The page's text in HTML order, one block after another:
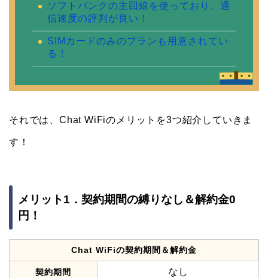
ソフトバンクの主回線を使っており、通
信速度の評判が良い！
SIMカードのみのプランも用意されてい
る！
それでは、Chat WiFiのメリットを3つ紹介していきま
す！
メリット1．契約期間の縛りなし＆解約金0
円！
Chat WiFiの契約期間＆解約金
契約期間 なし